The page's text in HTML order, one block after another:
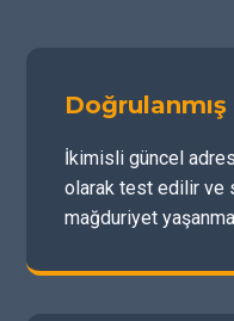
İkimisli güncel
olarak test edilir ve
mağduriyet